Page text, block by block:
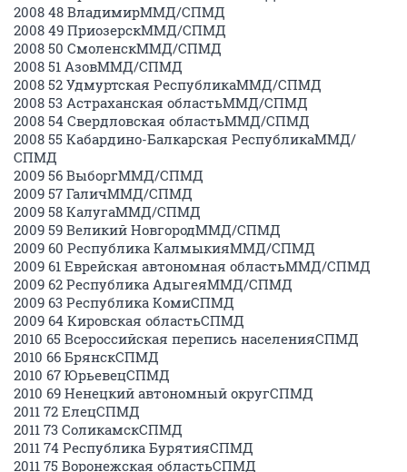
2008 48 ВладимирММД/СПМД
2008 49 ПриозерскММД/СПМД
2008 50 СмоленскММД/СПМД
2008 51 АзовММД/СПМД
2008 52 Удмуртская РеспубликаММД/СПМД
2008 53 Астраханская областьММД/СПМД
2008 54 Свердловская областьММД/СПМД
2008 55 Кабардино-Балкарская РеспубликаММД/
СПМД
2009 56 ВыборгММД/СПМД
2009 57 ГаличММД/СПМД
2009 58 КалугаММД/СПМД
2009 59 Великий НовгородММД/СПМД
2009 60 Республика КалмыкияММД/СПМД
2009 61 Еврейская автономная областьММД/СПМД
2009 62 Республика АдыгеяММД/СПМД
2009 63 Республика КомиСПМД
2009 64 Кировская областьСПМД
2010 65 Всероссийская перепись населенияСПМД
2010 66 БрянскСПМД
2010 67 ЮрьевецСПМД
2010 69 Ненецкий автономный округСПМД
2011 72 ЕлецСПМД
2011 73 СоликамскСПМД
2011 74 Республика БурятияСПМД
2011 75 Воронежская областьСПМД